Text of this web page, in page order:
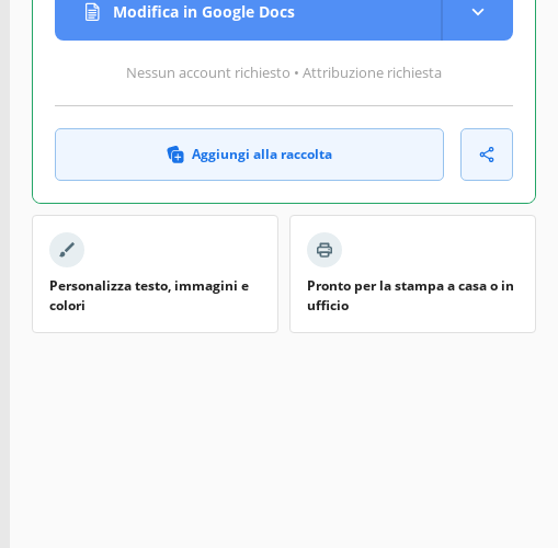
Modifica in Google Docs
Nessun account richiesto • Attribuzione richiesta
Aggiungi alla raccolta
Personalizza testo, immagini e
colori
Pronto per la stampa a casa o in
ufficio